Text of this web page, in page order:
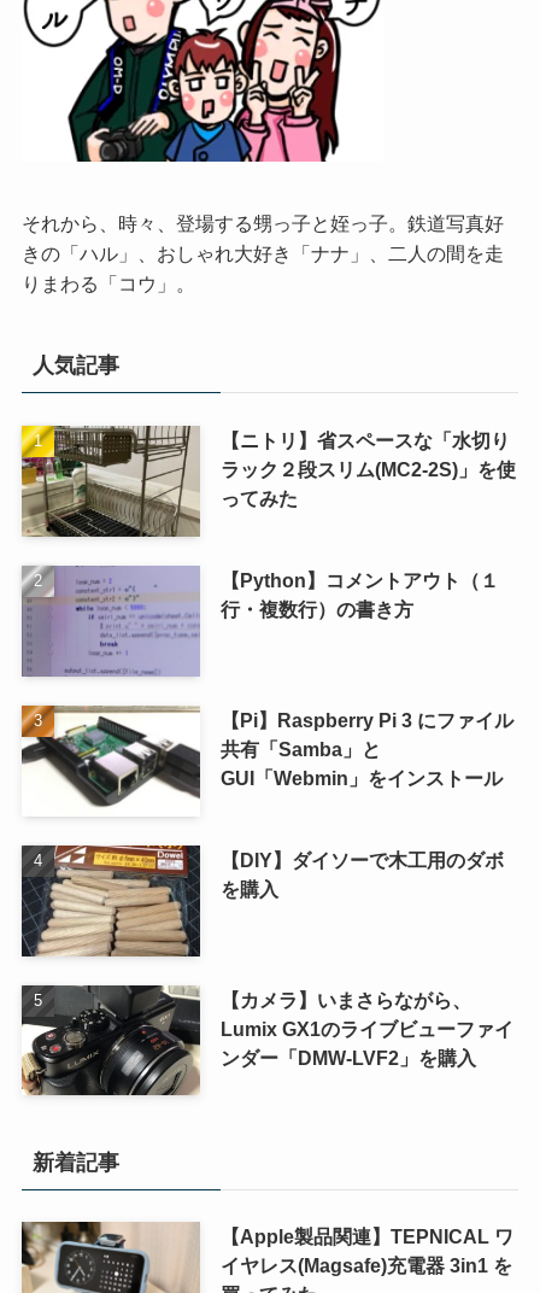
それから、時々、登場する甥っ子と姪っ子。鉄道写真好
きの「ハル」、おしゃれ大好き「ナナ」、二人の間を走
りまわる「コウ」。
人気記事
【ニトリ】省スペースな「水切り
ラック２段スリム(MC2-2S)」を使
ってみた
【Python】コメントアウト（１
行・複数行）の書き方
【Pi】Raspberry Pi 3 にファイル
共有「Samba」と
GUI「Webmin」をインストール
【DIY】ダイソーで木工用のダボ
を購入
【カメラ】いまさらながら、
Lumix GX1のライブビューファイ
ンダー「DMW-LVF2」を購入
新着記事
【Apple製品関連】TEPNICAL ワ
イヤレス(Magsafe)充電器 3in1 を